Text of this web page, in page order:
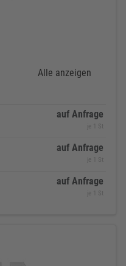
Alle anzeigen
auf Anfrage
je 1 St
auf Anfrage
je 1 St
auf Anfrage
je 1 St